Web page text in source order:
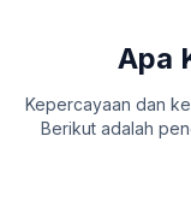
Apa
Kepercayaan dan
Berikut adalah